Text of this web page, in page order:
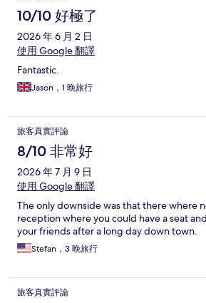
10/10 好極了
2026 年 6 月 2 日
使用 Google 翻譯
Fantastic.
Jason，1 晚旅行
旅客真實評論
8/10 非常好
2026 年 7 月 9 日
使用 Google 翻譯
The only downside was that there where
reception where you could have a seat
your friends after a long day down town.
Stefan，3 晚旅行
旅客真實評論